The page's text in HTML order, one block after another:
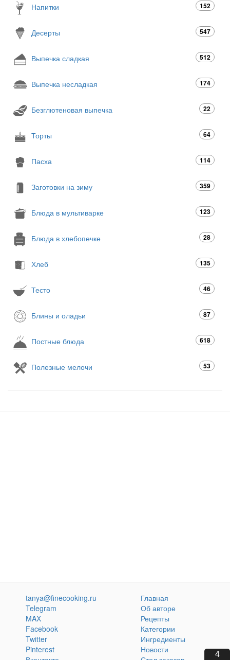
Напитки 152
Десерты 547
Выпечка сладкая 512
Выпечка несладкая 174
Безглютеновая выпечка 22
Торты 64
Пасха 114
Заготовки на зиму 359
Блюда в мультиварке 123
Блюда в хлебопечке 28
Хлеб 135
Тесто 46
Блины и оладьи 87
Постные блюда 618
Полезные мелочи 53
2
tanya@finecooking.ru
Telegram
MAX
Facebook
Twitter
Pinterest
Главная
Об авторе
Рецепты
Категории
Ингредиенты
Новости